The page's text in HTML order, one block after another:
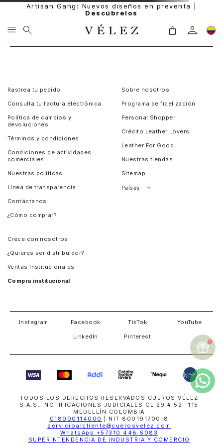
Artisan Gang: Nuevos diseños en preventa |
Descúbrelos
Rastrea tu pedido
Consulta tu factura electrónica
Política de cambios y
devoluciones
Términos y condiciones
Condiciones de actividades
comerciales
Nuestras políticas
Línea de transparencia
Contáctanos
¿Cómo comprar?
Sobre nosotros
Programa de fidelización
Personal Shopper
Crédito Leather Lovers
Leather For Good
Nuestras tiendas
Sitemap
Países
Crece con nosotros
¿Quieres ser distribuidor?
Ventas Institucionales
Compra institucional
Instagram Facebook TikTok YouTube
LinkedIn Pinterest
TODOS LOS DERECHOS RESERVADOS CUEROS VÉLEZ
S.A.S. NOTIFICACIONES JUDICIALES CL 29 # 52 -115
MEDELLÍN COLOMBIA
018000114000
| NIT 800191700-8
servicioalcliente@cuerosvelez.com
WhatsApp +57310 448 6083
SUPERINTENDENCIA DE INDUSTRIA Y COMERCIO